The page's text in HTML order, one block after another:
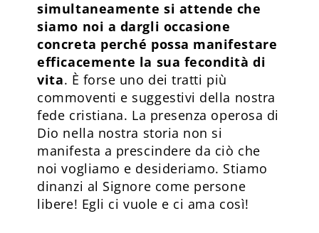
simultaneamente si attende che
siamo noi a dargli occasione
concreta perché possa manifestare
efficacemente la sua fecondità di
vita. È forse uno dei tratti più
commoventi e suggestivi della nostra
fede cristiana. La presenza operosa di
Dio nella nostra storia non si
manifesta a prescindere da ciò che
noi vogliamo e desideriamo. Stiamo
dinanzi al Signore come persone
libere! Egli ci vuole e ci ama così!